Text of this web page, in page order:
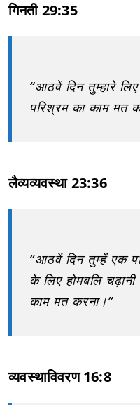
गिनती 29:35
“आठवें दिन तुम्हारे
परिश्रम का काम मत
लैव्यव्यवस्था 23:36
“आठवें दिन तुम्हें एक
के लिए होमबलि
काम मत करना।”
व्यवस्थाविवरण 16:8